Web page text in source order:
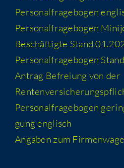
Per­so­nal­fra­ge­bo­gen
Per­so­nal­fra­ge­bo­gen
Beschäf­tig­te Stand
Per­so­nal­fra­ge­bo­gen
Antrag Befrei­ung von der
Per­so­nal­fra­ge­bo­gen
gung englisch
Anga­ben zum